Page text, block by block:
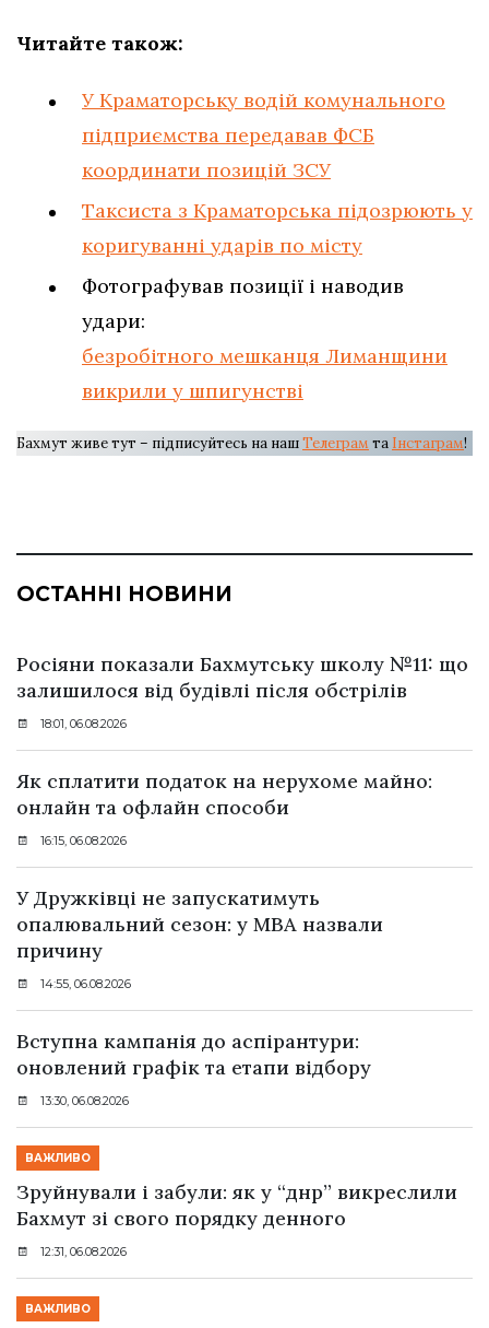
Читайте також:
У Краматорську водій комунального
підприємства передавав ФСБ
координати позицій ЗСУ
Таксиста з Краматорська підозрюють у
коригуванні ударів по місту
Фотографував позиції і наводив
удари:
безробітного мешканця Лиманщини
викрили у шпигунстві
Бахмут живе тут – підписуйтесь на нашТелеграм та Інстаграм!
ОСТАННІ НОВИНИ
Росіяни показали Бахмутську школу №11: що
залишилося від будівлі після обстрілів
18:01, 06.08.2026
Як сплатити податок на нерухоме майно:
онлайн та офлайн способи
16:15, 06.08.2026
У Дружківці не запускатимуть
опалювальний сезон: у МВА назвали
причину
14:55, 06.08.2026
Вступна кампанія до аспірантури:
оновлений графік та етапи відбору
13:30, 06.08.2026
ВАЖЛИВО
Зруйнували і забули: як у “днр” викреслили
Бахмут зі свого порядку денного
12:31, 06.08.2026
ВАЖЛИВО